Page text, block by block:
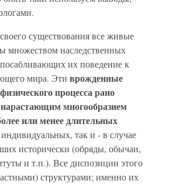
существования все живые
множеством наследственных
их поведение к
мира. Эти врожденные
процесса рано
многообразием
или менее длительных
так и - в случае
исторически (обряды, обычаи,
и т.п.). Все диспозиции этого
структурами; именно их